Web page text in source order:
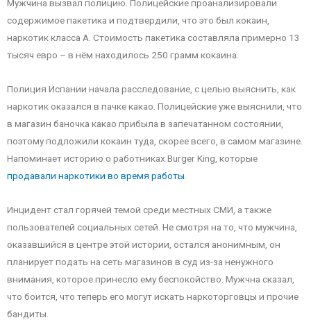
Мужчина вызвал полицию. Полицейские проанализировали
содержимое пакетика и подтвердили, что это был кокаин,
наркотик класса А. Стоимость пакетика составляла примерно 13
тысяч евро – в нём находилось 250 грамм кокаина.
Полиция Испании начала расследование, с целью выяснить, как
наркотик оказался в пачке какао. Полицейские уже выяснили, что
в магазин баночка какао прибыла в запечатанном состоянии,
поэтому подложили кокаин туда, скорее всего, в самом магазине.
Напоминает историю о работниках Burger King, которые
продавали наркотики во время работы
Инцидент стал горячей темой среди местных СМИ, а также
пользователей социальных сетей. Не смотря на то, что мужчина,
оказавшийся в центре этой истории, остался анонимным, он
планирует подать на сеть магазинов в суд из-за ненужного
внимания, которое принесло ему беспокойство. Мужчна сказал,
что боится, что теперь его могут искать наркоторговцы и прочие
бандиты.